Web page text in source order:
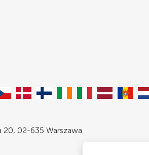
20, 02-635 Warszawa